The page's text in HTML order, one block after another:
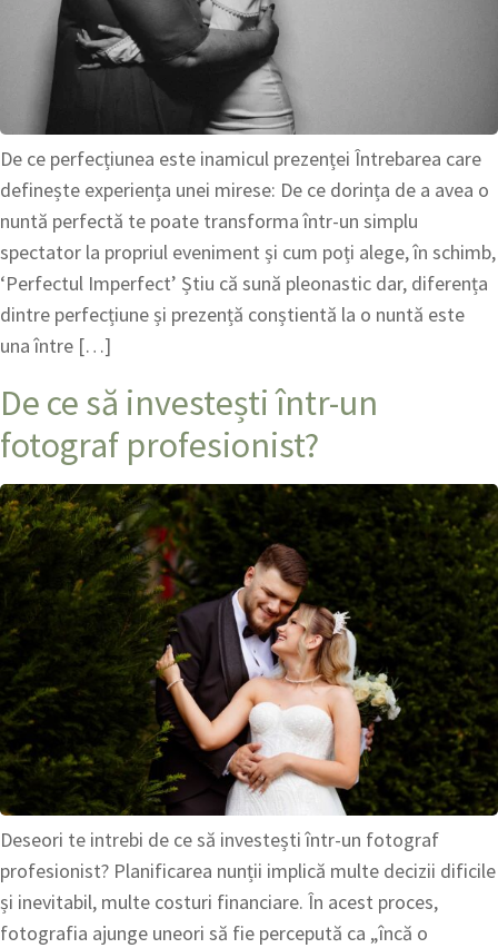
De ce perfecțiunea este inamicul prezenței Întrebarea care
definește experiența unei mirese: De ce dorința de a avea o
nuntă perfectă te poate transforma într-un simplu
spectator la propriul eveniment și cum poți alege, în schimb,
‘Perfectul Imperfect’ Știu că sună pleonastic dar, diferența
dintre perfecțiune și prezență conștientă la o nuntă este
una între […]
De ce să investești într-un
fotograf profesionist?
Deseori te intrebi de ce să investești într-un fotograf
profesionist? Planificarea nunții implică multe decizii dificile
și inevitabil, multe costuri financiare. În acest proces,
fotografia ajunge uneori să fie percepută ca „încă o